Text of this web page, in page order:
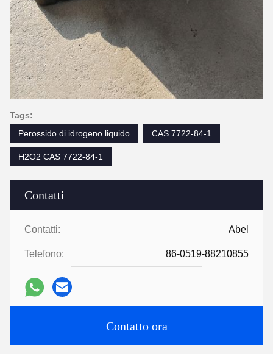
Contatti
Contatti: Abel
Telefono: 86-0519-88210855
Contatto ora
Tags:
Perossido di idrogeno liquido
CAS 7722-84-1
H2O2 CAS 7722-84-1